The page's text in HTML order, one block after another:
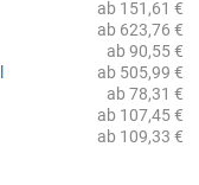
ab 151,61 €
ab 623,76 €
ab 90,55 €
ab 505,99 €
ab 78,31 €
ab 107,45 €
ab 109,33 €